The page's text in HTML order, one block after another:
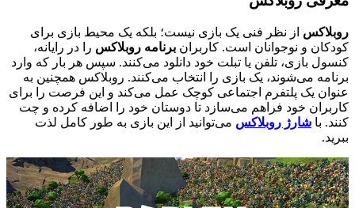
روبلاکس از نظر فنی یک بازی نیست؛ بلکه یک محیط بازی برای
کودکان و نوجوانان است. کاربران برنامه روبلاکس را در رایانه،
کنسول بازی، تلفن یا تبلت خود دانلود می‌کنند. سپس هر بار که وارد
برنامه می‌شوند، یک بازی را انتخاب می‌کنند. روبلاکس همچنین به
عنوان یک پلتفرم اجتماعی کوچک عمل می‌کند و این فرصت را برای
کاربران خود فراهم می‌سازد تا دوستان خود را اضافه کرده و چت
کنند. با شارژ روبلاکس می‌توانید از این بازی به طور کامل لذت
ببرید.